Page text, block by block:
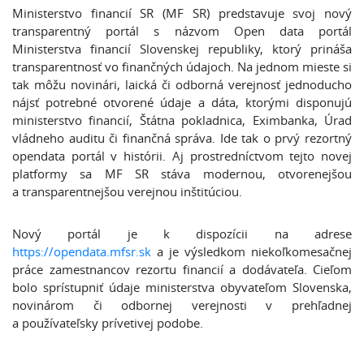
Ministerstvo financií SR (MF SR) predstavuje svoj nový
transparentný portál s názvom Open data portál
Ministerstva financií Slovenskej republiky, ktorý prináša
transparentnosť vo finančných údajoch. Na jednom mieste si
tak môžu novinári, laická či odborná verejnosť jednoducho
nájsť potrebné otvorené údaje a dáta, ktorými disponujú
ministerstvo financií, Štátna pokladnica, Eximbanka, Úrad
vládneho auditu či finančná správa. Ide tak o prvý rezortný
opendata portál v histórii. Aj prostredníctvom tejto novej
platformy sa MF SR stáva modernou, otvorenejšou
a transparentnejšou verejnou inštitúciou.
Nový portál je k dispozícii na adrese
https://opendata.mfsr.sk a je výsledkom niekoľkomesačnej
práce zamestnancov rezortu financií a dodávateľa. Cieľom
bolo sprístupniť údaje ministerstva obyvateľom Slovenska,
novinárom či odbornej verejnosti v prehľadnej
a používateľsky prívetivej podobe.